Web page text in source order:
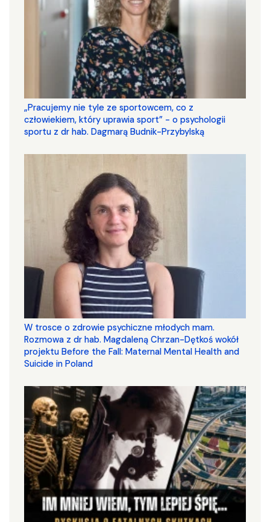
„Pracujemy nie tyle ze sportowcem, co z
człowiekiem, który uprawia sport” - o psychologii
sportu z dr hab. Dagmarą Budnik-Przybylską
W trosce o zdrowie psychiczne młodych mam.
Rozmowa z dr hab. Magdaleną Chrzan-Dętkoś wokół
projektu Before the Fall: Maternal Mental Health and
Suicide in Poland